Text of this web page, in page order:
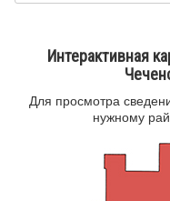
Интерактивная
Для просмотра
нужному